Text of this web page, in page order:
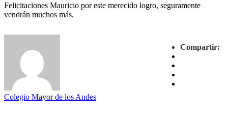
Felicitaciones Mauricio por este merecido logro, seguramente
vendrán muchos más.
Compartir:
Colegio Mayor de los Andes